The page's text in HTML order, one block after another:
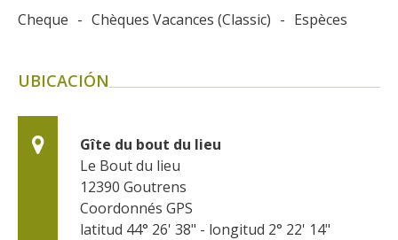
Cheque - Chèques Vacances (Classic) - Espèces
UBICACIÓN
Gîte du bout du lieu
Le Bout du lieu
12390 Goutrens
Coordonnés GPS
latitud 44° 26' 38" - longitud 2° 22' 14"